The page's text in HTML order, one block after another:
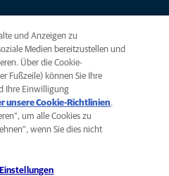
mit Notfallservice. Weil Ihr Tier die beste
und Anzeigen zu
Medien bereitzustellen und
Über die Cookie-
Fußzeile) können Sie Ihre
Ihre Einwilligung
unsere Cookie-Richtlinien(opens
.
um alle Cookies zu
wenn Sie dies nicht